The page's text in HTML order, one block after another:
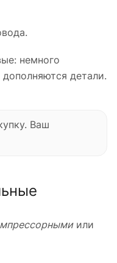
немного
детали.
Ваш
или